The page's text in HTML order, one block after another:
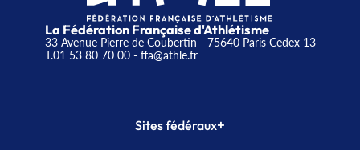
La Fédération Française d'Athlétisme
33 Avenue Pierre de Coubertin - 75640 Paris Cedex 13
T.01 53 80 70 00- ffa@athle.fr
Sites fédéraux+